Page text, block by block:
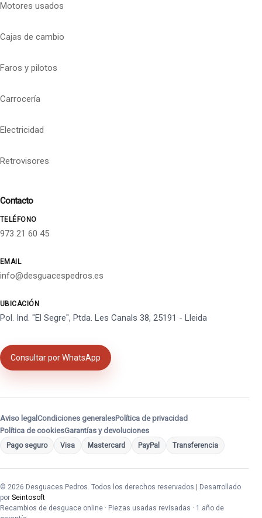
Motores usados
Cajas de cambio
Faros y pilotos
Carrocería
Electricidad
Retrovisores
Contacto
TELÉFONO
973 21 60 45
EMAIL
info@desguacespedros.es
UBICACIÓN
Pol. Ind. "El Segre", Ptda. Les Canals 38, 25191 - Lleida
Consultar por WhatsApp
Aviso legal Condiciones generalesPolítica de privacidad
Política de cookiesGarantías y devoluciones
Pago seguro Visa Mastercard PayPal Transferencia
© 2026 Desguaces Pedros. Todos los derechos reservados | Desarrollado
por Seintosoft
Recambios de desguace online · Piezas usadas revisadas · 1 año de